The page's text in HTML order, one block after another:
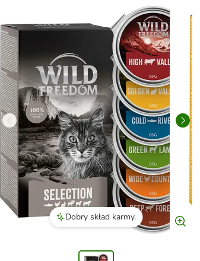
Dobry skład karmy.